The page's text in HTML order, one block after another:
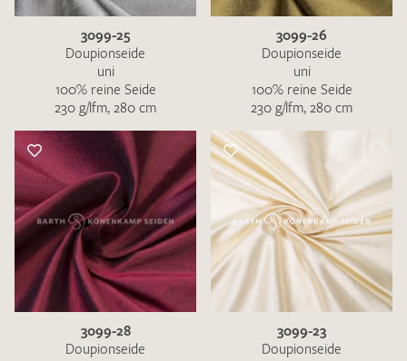
3099-25
Doupionseide
uni
100% reine Seide
230 g/lfm, 280 cm
3099-26
Doupionseide
uni
100% reine Seide
230 g/lfm, 280 cm
3099-28
Doupionseide
3099-23
Doupionseide